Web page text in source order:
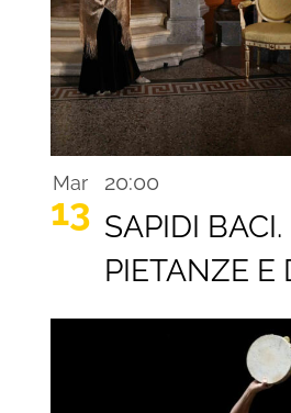
Mar
13
20:00
SAPIDI BACI.
PIETANZE E